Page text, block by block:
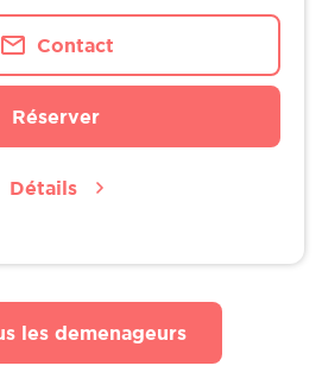
Contact
Réserver
Détails
les demenageurs